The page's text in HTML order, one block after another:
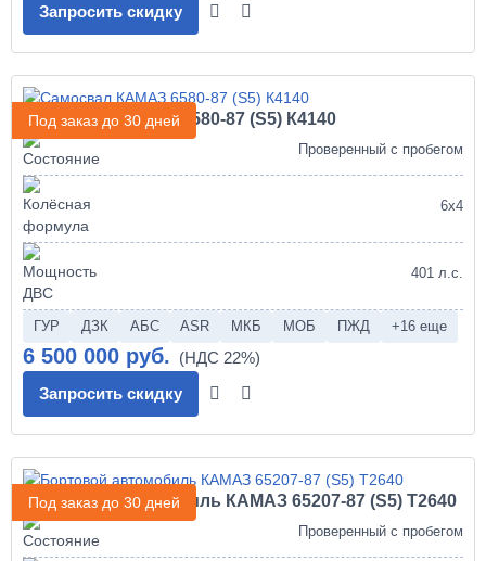
Запросить скидку
Под заказ до 30 дней
Самосвал КАМАЗ 6580-87 (S5) К4140
Проверенный с пробегом
6х4
401 л.с.
ГУР ДЗК АБС ASR МКБ МОБ ПЖД +16 еще
6 500 000 руб.
Запросить скидку
Под заказ до 30 дней
Бортовой автомобиль КАМАЗ 65207-87 (S5) Т2640
Проверенный с пробегом